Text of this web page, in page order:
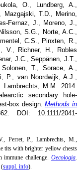
O., Lundberg, A.,
T.D., Merino,
Fernaz, J., Moreno, J.,
S.G., Norte, A.C.,
C.S., Pinxten, R.,
V., Richner, H., Robles
J.C., Seppänen, J.T.,
T., Sorace, A.,
P., van Noordwijk, A.J.,
M.M. 2014.
secondary hole-
box design.Methods in
DOI: 10.1111/2041-
Perret, P., Lambrechts, M.,
tits with brighter yellow chests
immune challenge. Oecologia.
(suppl. info).